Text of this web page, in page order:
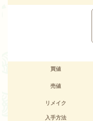
買値
売値
リメイク
入手方法